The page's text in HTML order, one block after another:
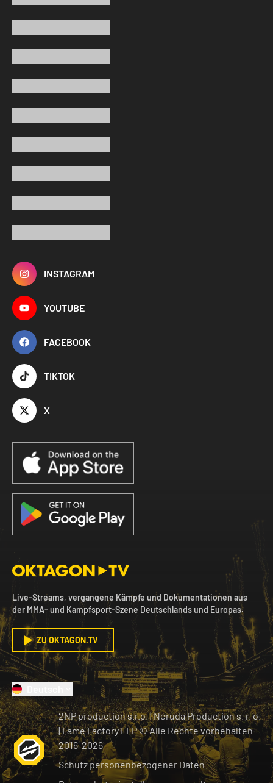
INSTAGRAM
YOUTUBE
FACEBOOK
TIKTOK
X
Live-Streams, vergangene Kämpfe und Dokumentationen aus
der MMA- und Kampfsport-Szene Deutschlands und Europas.
ZU OKTAGON.TV
2NP production s.r.o.|Neruda Production s. r. o.
| Fame Factory LLP © Alle Rechte vorbehalten
2016-2026
Schutz personenbezogener Daten